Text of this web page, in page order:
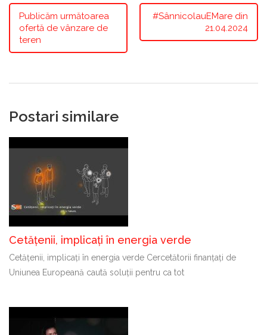
Publicăm următoarea
ofertă de vânzare de
teren
#SânnicolauEMare din
21.04.2024
Postari similare
Cetățenii, implicați în energia verde
Cetățenii, implicați în energia verde Cercetătorii finanțați de
Uniunea Europeană caută soluții pentru ca tot